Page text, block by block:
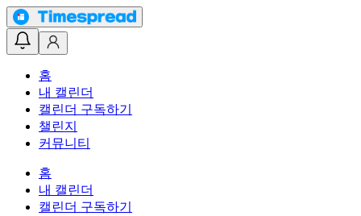
홈
내 캘린더
캘린더 구독하기
챌린지
커뮤니티
홈
내 캘린더
캘린더 구독하기